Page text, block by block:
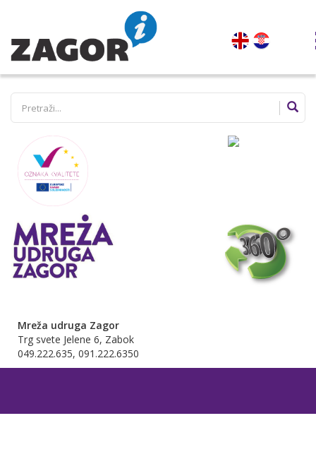
Mreža udruga Zagor
Trg svete Jelene 6, Zabok
049.222.635, 091.222.6350